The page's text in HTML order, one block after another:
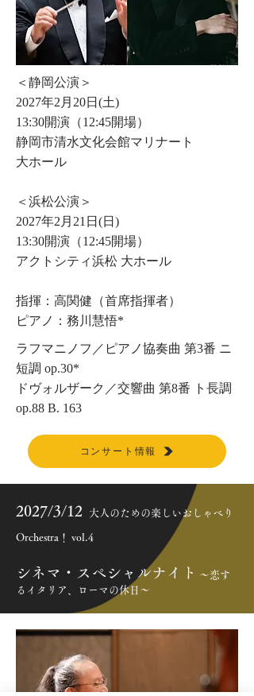
＜静岡公演＞
2027年2月20日(土)
13:30開演（12:45開場）
静岡市清水文化会館マリナート
大ホール
＜浜松公演＞
2027年2月21日(日)
13:30開演（12:45開場）
アクトシティ浜松 大ホール
指揮：高関健（首席指揮者）
ピアノ：務川慧悟*
ラフマニノフ／ピアノ協奏曲 第3番 ニ
短調 op.30*
ドヴォルザーク／交響曲 第8番 ト長調
op.88 B. 163
コンサート情報
2027/3/12 大人のための楽しいおしゃべり
Orchestra！ vol.4
​シネマ・スペシャルナイト
～恋す
るイタリア、ローマの休日～